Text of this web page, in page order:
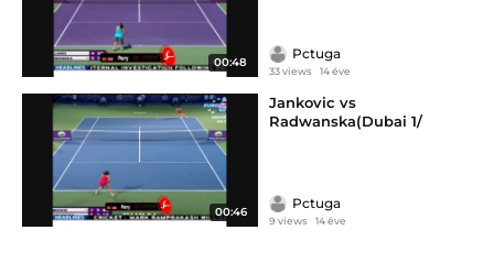
00:48
Pctuga
33 views 14 éve
00:46
Jankovic vs
Radwanska(Dubai 1/
Pctuga
9 views 14 éve